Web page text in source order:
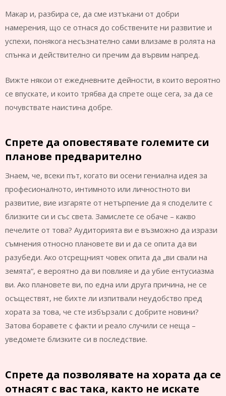
Макар и, разбира се, да сме изтъкани от добри
намерения, що се отнася до собствените ни развитие и
успехи, понякога несъзнателно сами влизаме в ролята на
спънка и действително си пречим да вървим напред.
Вижте някои от ежедневните дейности, в които вероятно
се впускате, и които трябва да спрете още сега, за да се
почувствате наистина добре.
Спрете да оповестявате големите си
планове предварително
Знаем, че, всеки път, когато ви осени гениална идея за
професионалното, интимното или личностното ви
развитие, вие изгаряте от нетърпение да я споделите с
близките си и със света. Замислете се обаче – какво
печелите от това? Аудиторията ви е възможно да изрази
съмнения относно плановете ви и да се опита да ви
разубеди. Ако отсрещният човек опита да „ви свали на
земята“, е вероятно да ви повлияе и да убие ентусиазма
ви. Ако плановете ви, по една или друга причина, не се
осъществят, не бихте ли изпитвали неудобство пред
хората за това, че сте избързали с добрите новини?
Затова боравете с факти и реало случили се неща –
уведомете близките си в последствие.
Спрете да позволявате на хората да се
отнасят с вас така, както не искате